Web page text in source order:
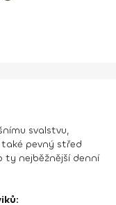
svalstvu,
pevný střed
nejběžnější denní